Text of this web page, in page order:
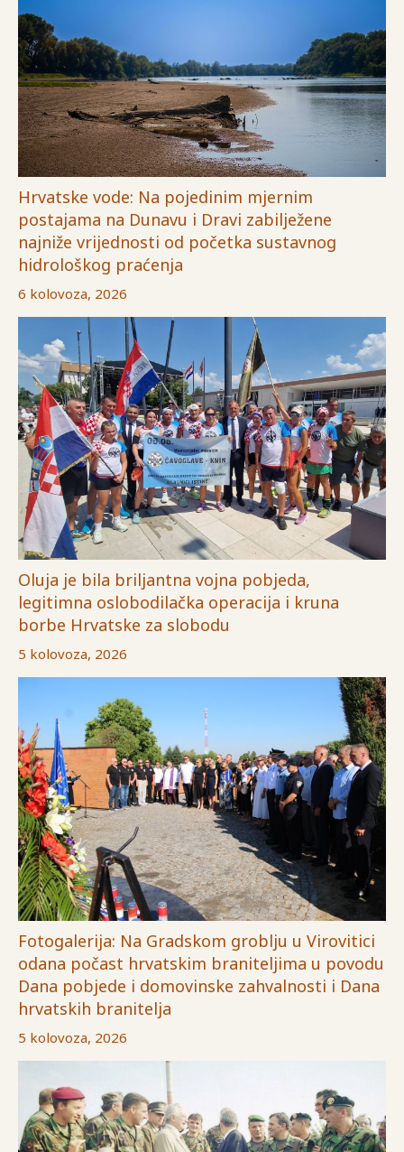
Hrvatske vode: Na pojedinim mjernim
postajama na Dunavu i Dravi zabilježene
najniže vrijednosti od početka sustavnog
hidrološkog praćenja
6 kolovoza, 2026
Oluja je bila briljantna vojna pobjeda,
legitimna oslobodilačka operacija i kruna
borbe Hrvatske za slobodu
5 kolovoza, 2026
Fotogalerija: Na Gradskom groblju u Virovitici
odana počast hrvatskim braniteljima u povodu
Dana pobjede i domovinske zahvalnosti i Dana
hrvatskih branitelja
5 kolovoza, 2026